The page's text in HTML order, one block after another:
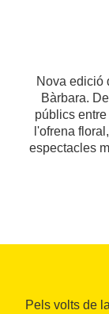
Nova edició
Bàrbara.
públics
l'ofrena
espectacles
Pels volts de